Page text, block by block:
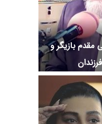
مقدم بازیگر و